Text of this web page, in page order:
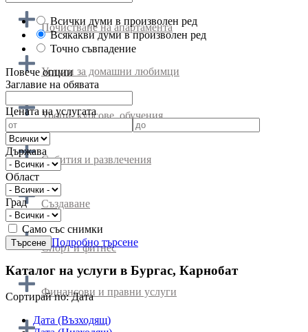
Почистване на апартамента
Услуги за домашни любимци
Уроци, курсове, обучения
Събития и развлечения
Създаване
Спорт и фитнес
Финансови и правни услуги
Всички думи в произволен ред
Всякакви думи в произволен ред
Точно съвпадение
Повече опции
Заглавие на обявата
Цената на услугата
Държава
Област
Град
Само със снимки
Подробно търсене
Каталог на услуги в Бургас, Карнобат
Cортирай по:Дата
Дата (Възходящ)